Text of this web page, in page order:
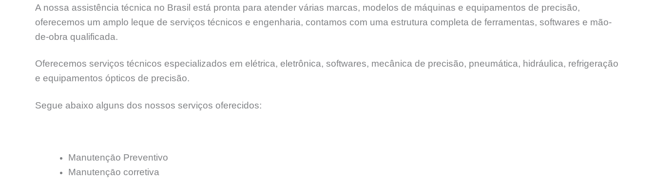
A nossa assistência técnica no Brasil está pronta para atender várias marcas, modelos de máquinas e equipamentos de precisão,
oferecemos um amplo leque de serviços técnicos e engenharia, contamos com uma estrutura completa de ferramentas, softwares e mão-
de-obra qualificada.
Oferecemos serviços técnicos especializados em elétrica, eletrônica, softwares, mecânica de precisão, pneumática, hidráulica, refrigeração
e equipamentos ópticos de precisão.
Segue abaixo alguns dos nossos serviços oferecidos:
Manutençāo Preventivo
Manutençāo corretiva